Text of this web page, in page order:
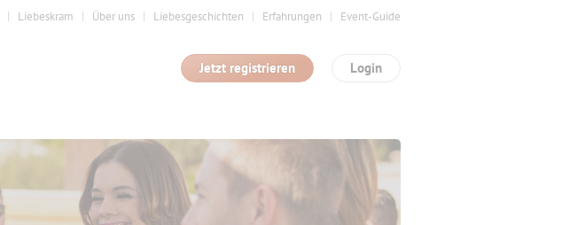
Liebeskram Über uns Liebesgeschichten Erfahrungen Event-Guide
Login
Jetzt registrieren